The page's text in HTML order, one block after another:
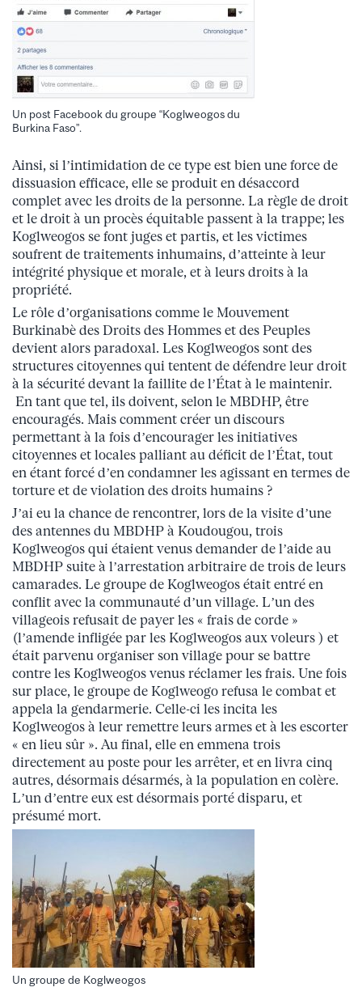
Un post Facebook du groupe “Koglweogos du
Burkina Faso”.
Ainsi, si l’intimidation de ce type est bien une force de
dissuasion efficace, elle se produit en désaccord
complet avec les droits de la personne. La règle de droit
et le droit à un procès équitable passent à la trappe; les
Koglweogos se font juges et partis, et les victimes
soufrent de traitements inhumains, d’atteinte à leur
intégrité physique et morale, et à leurs droits à la
propriété.
Le rôle d’organisations comme le Mouvement
Burkinabè des Droits des Hommes et des Peuples
devient alors paradoxal. Les Koglweogos sont des
structures citoyennes qui tentent de défendre leur droit
à la sécurité devant la faillite de l’État à le maintenir.
En tant que tel, ils doivent, selon le MBDHP, être
encouragés. Mais comment créer un discours
permettant à la fois d’encourager les initiatives
citoyennes et locales palliant au déficit de l’État, tout
en étant forcé d’en condamner les agissant en termes de
torture et de violation des droits humains ?
J’ai eu la chance de rencontrer, lors de la visite d’une
des antennes du MBDHP à Koudougou, trois
Koglweogos qui étaient venus demander de l’aide au
MBDHP suite à l’arrestation arbitraire de trois de leurs
camarades. Le groupe de Koglweogos était entré en
conflit avec la communauté d’un village. L’un des
villageois refusait de payer les « frais de corde »
(l’amende infligée par les Koglweogos aux voleurs ) et
était parvenu organiser son village pour se battre
contre les Koglweogos venus réclamer les frais. Une fois
sur place, le groupe de Koglweogo refusa le combat et
appela la gendarmerie. Celle-ci les incita les
Koglweogos à leur remettre leurs armes et à les escorter
« en lieu sûr ». Au final, elle en emmena trois
directement au poste pour les arrêter, et en livra cinq
autres, désormais désarmés, à la population en colère.
L’un d’entre eux est désormais porté disparu, et
présumé mort.
Un groupe de Koglweogos